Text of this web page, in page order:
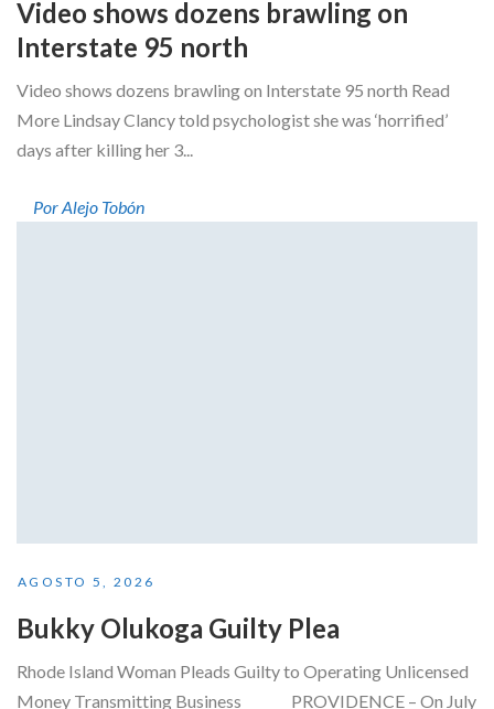
Video shows dozens brawling on
Interstate 95 north
Video shows dozens brawling on Interstate 95 north Read
More Lindsay Clancy told psychologist she was ‘horrified’
days after killing her 3...
Por Alejo Tobón
AGOSTO 5, 2026
Bukky Olukoga Guilty Plea
Rhode Island Woman Pleads Guilty to Operating Unlicensed
Money Transmitting Business PROVIDENCE – On July